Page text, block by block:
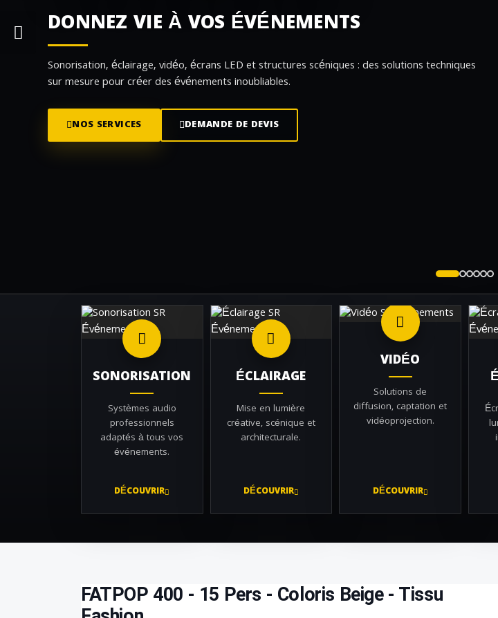
DONNEZ VIE À VOS ÉVÉNEMENTS
Sonorisation, éclairage, vidéo, écrans LED et structures scéniques : des solutions techniques
sur mesure pour créer des événements inoubliables.
NOS SERVICES DEMANDE DE DEVIS
SONORISATION
Systèmes audio
professionnels
adaptés à tous vos
événements.
DÉCOUVRIR
ÉCLAIRAGE
Mise en lumière
créative, scénique et
architecturale.
DÉCOUVRIR
VIDÉO
Solutions de
diffusion, captation et
vidéoprojection.
DÉCOUVRIR
FATPOP 400 - 15 Pers - Coloris Beige - Tissu